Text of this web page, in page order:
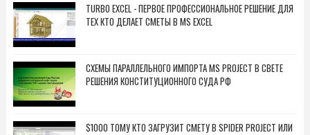
TURBO EXCEL - ПЕРВОЕ ПРОФЕССИОНАЛЬНОЕ РЕШЕНИЕ ДЛЯ
ТЕХ КТО ДЕЛАЕТ СМЕТЫ В MS EXCEL
СХЕМЫ ПАРАЛЛЕЛЬНОГО ИМПОРТА MS PROJECT В СВЕТЕ
РЕШЕНИЯ КОНСТИТУЦИОННОГО СУДА РФ
$1000 ТОМУ КТО ЗАГРУЗИТ СМЕТУ В SPIDER PROJECT ИЛИ